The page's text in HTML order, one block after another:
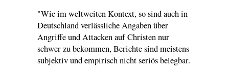
"Wie im weltweiten Kontext, so sind auch in
Deutschland verlässliche Angaben über
Angriffe und Attacken auf Christen nur
schwer zu bekommen, Berichte sind meistens
subjektiv und empirisch nicht seriös belegbar.